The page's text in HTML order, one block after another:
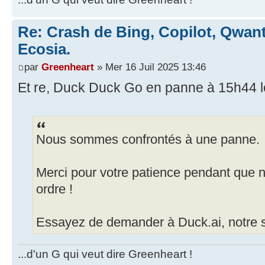
Re: Crash de Bing, Copilot,
Ecosia.
par Greenheart » Mer 16 Juil 2025 13:46
Et re, Duck Duck Go en panne à 15h44
Nous sommes confrontés à une panne.
Merci pour votre patience pendant que
ordre !
Essayez de demander à Duck.ai, notre
...d'un G qui veut dire Greenheart !